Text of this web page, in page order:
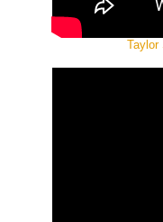
Taylor